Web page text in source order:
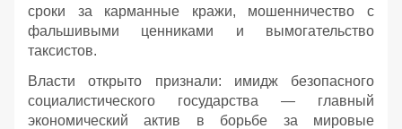
сроки за карманные кражи, мошенничество с
фальшивыми ценниками и вымогательство
таксистов.
Власти открыто признали: имидж безопасного
социалистического государства — главный
экономический актив в борьбе за мировые